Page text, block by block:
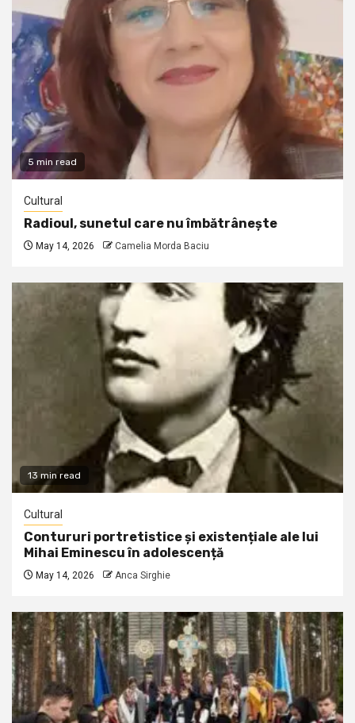
5 min read
Cultural
Radioul, sunetul care nu îmbătrânește
May 14, 2026 Camelia Morda Baciu
13 min read
Cultural
Contururi portretistice și existențiale ale lui
Mihai Eminescu în adolescență
May 14, 2026 Anca Sirghie